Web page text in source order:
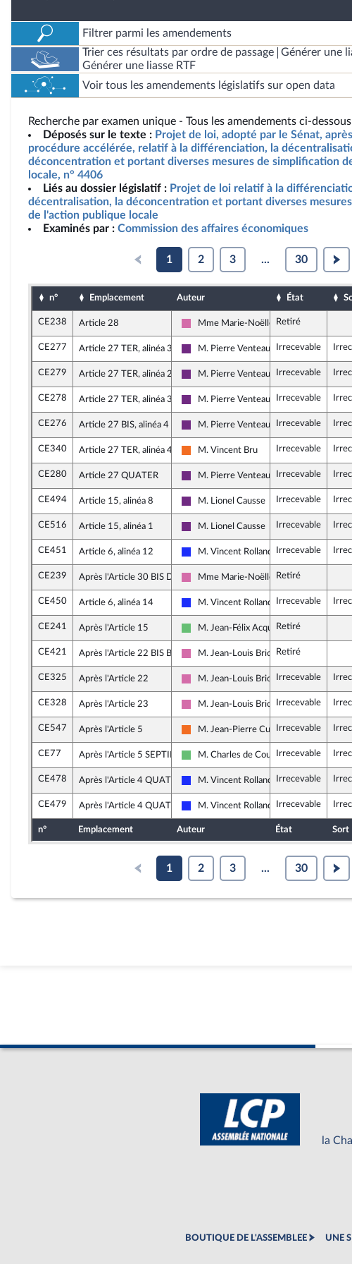
Filtrer parmi les amendements
Trier ces résultats par ordre de passage
Générer une
Générer une liasse RTF
Voir tous les amendements législatifs sur open data
Recherche par examen unique - Tous les amendements ci-
Déposés sur le texte : Projet de loi, adopté par le Sénat,
procédure accélérée, relatif à la différenciation, la
déconcentration et portant diverses mesures de simplification
locale, n° 4406
Liés au dossier législatif : Projet de loi relatif à la
décentralisation, la déconcentration et portant diverses
de l'action publique locale
Examinés par : Commission des affaires économiques
1 2 3 ... 30
n° Emplacement Auteur État
CE238 Article 28
Socialistes et apparentés
Mme Marie-Noëlle Battistel
Retiré
CE277 Article 27 TER, alinéa 3
La République en Marche
M. Pierre Venteau Irrecevable
CE279 Article 27 TER, alinéa 2
La République en Marche
M. Pierre Venteau Irrecevable
CE278 Article 27 TER, alinéa 3
La République en Marche
M. Pierre Venteau Irrecevable
CE276 Article 27 BIS, alinéa 4
La République en Marche
M. Pierre Venteau Irrecevable
CE340 Article 27 TER, alinéa 4
Mouvement Démocrate (MoDem) et
M. Vincent Bru Irrecevable
CE280 Article 27 QUATER
La République en Marche
M. Pierre Venteau Irrecevable
CE494 Article 15, alinéa 8
La République en Marche
M. Lionel Causse Irrecevable
CE516 Article 15, alinéa 1
La République en Marche
M. Lionel Causse Irrecevable
CE451 Article 6, alinéa 12
Les Républicains
M. Vincent Rolland Irrecevable
CE239 Après l'Article 30 BIS D
Socialistes et apparentés
Mme Marie-Noëlle Battistel
Retiré
CE450 Article 6, alinéa 14
Les Républicains
M. Vincent Rolland Irrecevable
CE241 Après l'Article 15
Libertés et Territoires
M. Jean-Félix Acquaviva
Retiré
CE421 Après l'Article 22 BIS B
Socialistes et apparentés
M. Jean-Louis BricoutRetiré
CE325 Après l'Article 22
Socialistes et apparentés
M. Jean-Louis BricoutIrrecevable
CE328 Après l'Article 23
Socialistes et apparentés
M. Jean-Louis BricoutIrrecevable
CE547 Après l'Article 5
Mouvement Démocrate (MoDem) et
M. Jean-Pierre Cubertafon
Irrecevable
CE77 Après l'Article 5 SEPTIES
Libertés et Territoires
M. Charles de CoursonIrrecevable
CE478 Après l'Article 4 QUATER
Les Républicains
M. Vincent Rolland Irrecevable
CE479 Après l'Article 4 QUATER
Les Républicains
M. Vincent Rolland Irrecevable
n° Emplacement Auteur État Sort
1 2 3 ... 30
la
BOUTIQUE DE L'ASSEMBLEE UNE